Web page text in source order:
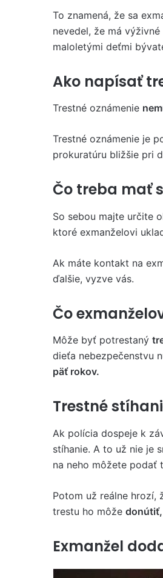
To znamená, že sa
nevedel, že má
maloletými deťmi
Ako napísať
Trestné oznámenie
Trestné oznámenie je
prokuratúru bližšie pri
Čo treba mať
So sebou majte určite
ktoré exmanželovi
Ak máte kontakt na
ďalšie, vyzve vás.
Čo
Môže byť potrestaný
dieťa nebezpečenstvu
päť rokov.
Trestné
Ak polícia dospeje k
stíhanie. A to už nie je
na neho môžete podať
Potom už reálne hrozí,
trestu ho môže
Exmanžel